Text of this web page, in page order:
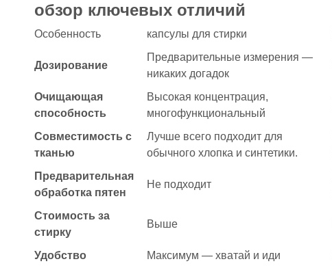
обзор ключевых отличий
Особенность капсулы для стирки
Дозирование
Предварительные измерения —
никаких догадок
Очищающая
способность
Высокая концентрация,
многофункциональный
Совместимость с
тканью
Лучше всего подходит для
обычного хлопка и синтетики.
Предварительная
обработка пятен
Не подходит
Стоимость за
стирку
Выше
Удобство Максимум — хватай и иди